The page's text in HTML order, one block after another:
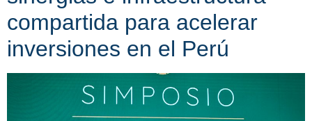
compartida para acelerar
inversiones en el Perú